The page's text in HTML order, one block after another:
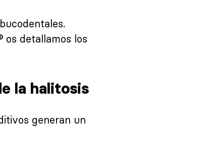
os detallamos los
la halitosis
generan un